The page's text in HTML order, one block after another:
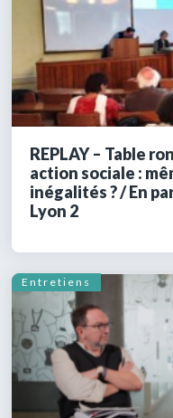
REPLAY – Table
action sociale :
inégalités ? / En
Lyon 2
Entretiens